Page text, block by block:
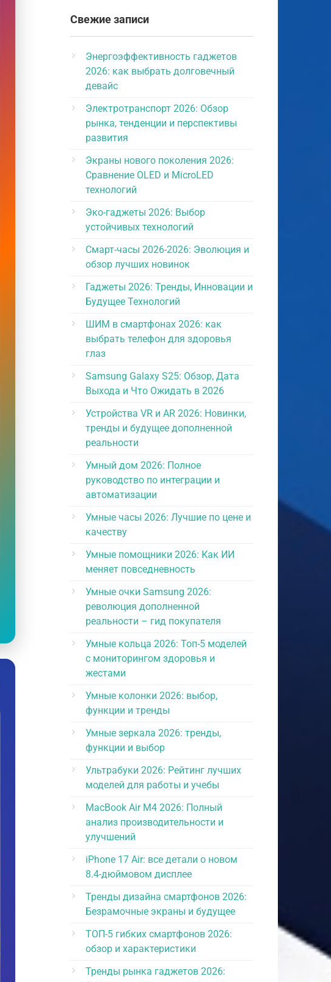
Свежие записи
Энергоэффективность гаджетов
2026: как выбрать долговечный
девайс
Электротранспорт 2026: Обзор
рынка, тенденции и перспективы
развития
Экраны нового поколения 2026:
Сравнение OLED и MicroLED
технологий
Эко-гаджеты 2026: Выбор
устойчивых технологий
Смарт-часы 2026-2026: Эволюция и
обзор лучших новинок
Гаджеты 2026: Тренды, Инновации и
Будущее Технологий
ШИМ в смартфонах 2026: как
выбрать телефон для здоровья
глаз
Samsung Galaxy S25: Обзор, Дата
Выхода и Что Ожидать в 2026
Устройства VR и AR 2026: Новинки,
тренды и будущее дополненной
реальности
Умный дом 2026: Полное
руководство по интеграции и
автоматизации
Умные часы 2026: Лучшие по цене и
качеству
Умные помощники 2026: Как ИИ
меняет повседневность
Умные очки Samsung 2026:
революция дополненной
реальности – гид покупателя
Умные кольца 2026: Топ-5 моделей
с мониторингом здоровья и
жестами
Умные колонки 2026: выбор,
функции и тренды
Умные зеркала 2026: тренды,
функции и выбор
Ультрабуки 2026: Рейтинг лучших
моделей для работы и учебы
MacBook Air M4 2026: Полный
анализ производительности и
улучшений
iPhone 17 Air: все детали о новом
8.4-дюймовом дисплее
Тренды дизайна смартфонов 2026:
Безрамочные экраны и будущее
ТОП-5 гибких смартфонов 2026:
обзор и характеристики
Тренды рынка гаджетов 2026: